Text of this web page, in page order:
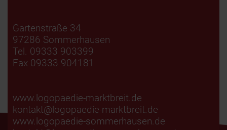
Gartenstraße 34
97286 Sommerhausen
Tel. 09333 903399
Fax 09333 904181
www.logopaedie-marktbreit.de
kontakt@logopaedie-marktbreit.de
www.logopaedie-sommerhausen.de